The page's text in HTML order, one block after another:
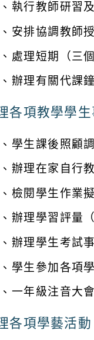
執行教師研習
安排協調教師
處理短期（三
辦理有關代課
各項教學學生
學生課後照顧
辦理在家自行
檢閱學生作業
辦理學習評量
辦理學生考試
學生參加各項
一年級注音大
各項學藝活動